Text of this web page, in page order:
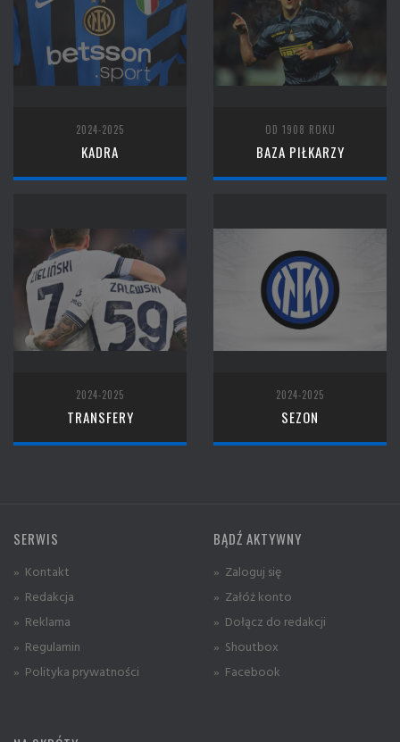
2024-2025
KADRA
OD 1908 ROKU
BAZA PIŁKARZY
2024-2025
TRANSFERY
2024-2025
SEZON
SERWIS
» Kontakt
» Redakcja
» Reklama
» Regulamin
» Polityka prywatności
BĄDŹ AKTYWNY
» Zaloguj się
» Załóż konto
» Dołącz do redakcji
» Shoutbox
» Facebook